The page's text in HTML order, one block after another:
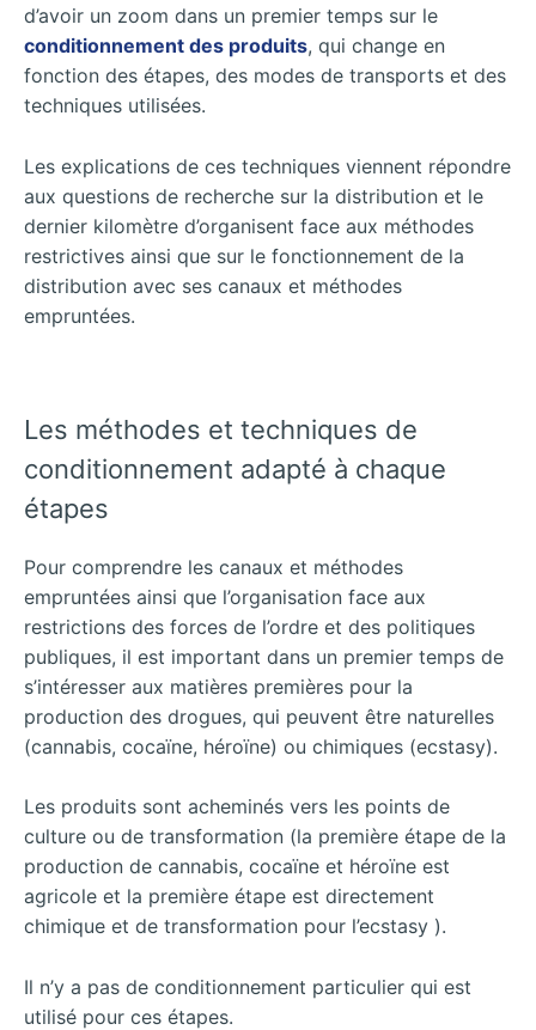
d’avoir un zoom dans un premier temps sur le
conditionnement des produits, qui change en
fonction des étapes, des modes de transports et des
techniques utilisées.
Les explications de ces techniques viennent répondre
aux questions de recherche sur la distribution et le
dernier kilomètre d’organisent face aux méthodes
restrictives ainsi que sur le fonctionnement de la
distribution avec ses canaux et méthodes
empruntées.
Les méthodes et techniques de
conditionnement adapté à chaque
étapes
Pour comprendre les canaux et méthodes
empruntées ainsi que l’organisation face aux
restrictions des forces de l’ordre et des politiques
publiques, il est important dans un premier temps de
s’intéresser aux matières premières pour la
production des drogues, qui peuvent être naturelles
(cannabis, cocaïne, héroïne) ou chimiques (ecstasy).
Les produits sont acheminés vers les points de
culture ou de transformation (la première étape de la
production de cannabis, cocaïne et héroïne est
agricole et la première étape est directement
chimique et de transformation pour l’ecstasy ).
Il n’y a pas de conditionnement particulier qui est
utilisé pour ces étapes.